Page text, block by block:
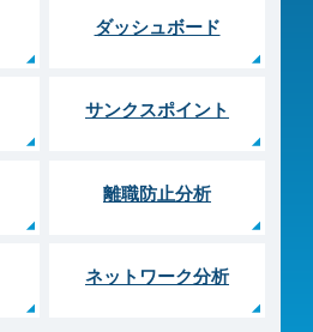
ダッシュボード
サンクスポイント
離職防止分析
ネットワーク分析